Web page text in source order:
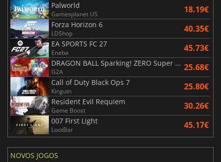
Palworld
Gamesplanet US 18.19€
Forza Horizon 6
LDShop 40.35€
EA SPORTS FC 27
Eneba 45.73€
DRAGON BALL Sparking! ZERO Super Limit Breaking NEO
G2A 25.68€
Call of Duty Black Ops 7
Kinguin 25.80€
Resident Evil Requiem
Game Boost 30.26€
007 First Light
LootBar 45.17€
NOVOS JOGOS